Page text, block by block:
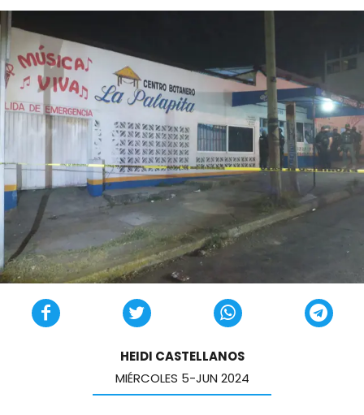
HEIDI CASTELLANOS
MIÉRCOLES 5-JUN 2024